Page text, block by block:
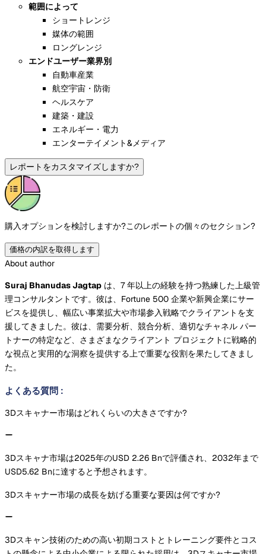
範囲によって
ショートレンジ
媒体の範囲
ロングレンジ
エンドユーザー業界別
自動車産業
航空宇宙・防衛
ヘルスケア
建築・建設
エネルギー・電力
エンターテイメント&メディア
レポートをカスタマイズしますか?
購入オプションを検討しますか?このレポートの個々のセクション?
価格の内訳を取得します
About author
Suraj Bhanudas Jagtap は、7 年以上の経験を持つ熟練した上級管
理コンサルタントです。彼は、Fortune 500 企業や新興企業にサー
ビスを提供し、幅広い事業拡大や市場参入戦略でクライアントを支
援してきました。彼は、需要分析、競合分析、適切なチャネル パー
トナーの特定など、さまざまなクライアント プロジェクトに戦略的
な視点と実用的な洞察を提供する上で重要な役割を果たしてきまし
た。
よくある質問 :
3Dスキャナー市場はどれくらいの大きさですか?
3Dスキャナ市場は2025年のUSD 2.26 Bnで評価され、2032年まで
USD5.62 Bnに達すると予想されます。
3Dスキャナー市場の成長を妨げる重要な要因は何ですか?
3Dスキャン技術のための高い初期コストとトレーニング要件とコス